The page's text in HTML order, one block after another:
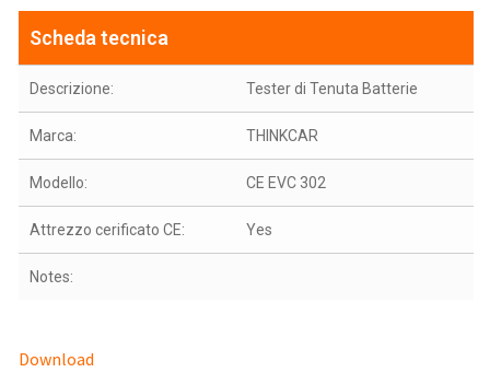
Scheda tecnica
Descrizione: Tester di Tenuta Batterie
Marca: THINKCAR
Modello: CE EVC 302
Attrezzo cerificato CE: Yes
Notes:
Download